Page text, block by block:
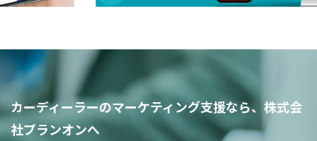
カーディーラーのマーケティング支援なら、株式会
社プランオンへ